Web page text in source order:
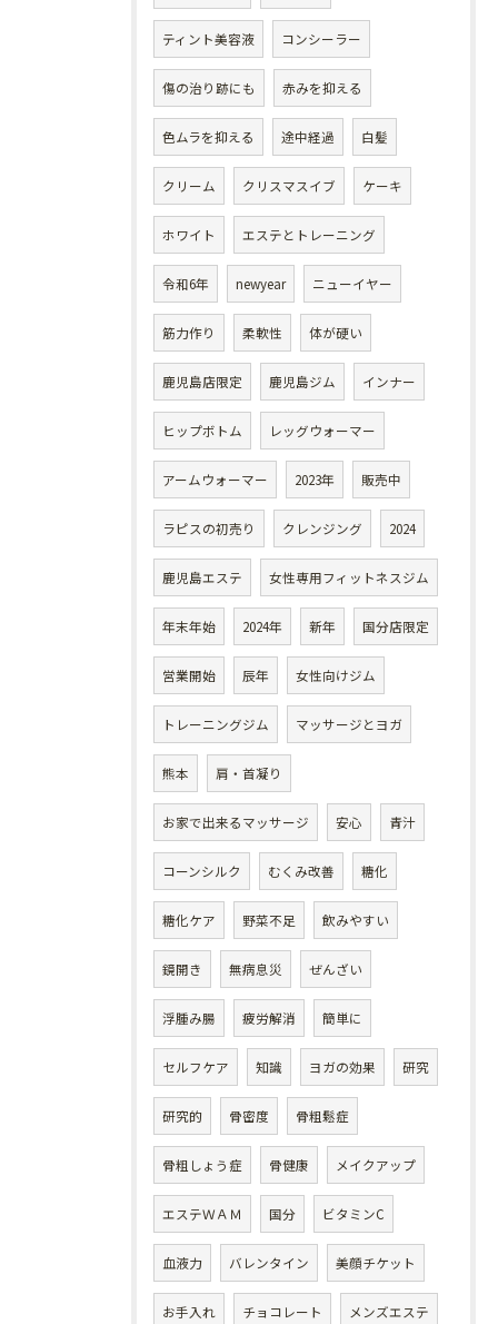
ティント美容液 コンシーラー
傷の治り跡にも 赤みを抑える
色ムラを抑える 途中経過 白髪
クリーム クリスマスイブ ケーキ
ホワイト エステとトレーニング
令和6年 newyear ニューイヤー
筋力作り 柔軟性 体が硬い
鹿児島店限定 鹿児島ジム インナー
ヒップボトム レッグウォーマー
アームウォーマー 2023年 販売中
ラピスの初売り クレンジング 2024
鹿児島エステ 女性専用フィットネスジム
年末年始 2024年 新年 国分店限定
営業開始 辰年 女性向けジム
トレーニングジム マッサージとヨガ
熊本 肩・首凝り
お家で出来るマッサージ 安心 青汁
コーンシルク むくみ改善 糖化
糖化ケア 野菜不足 飲みやすい
鏡開き 無病息災 ぜんざい
浮腫み腸 疲労解消 簡単に
セルフケア 知識 ヨガの効果 研究
研究的 骨密度 骨粗鬆症
骨粗しょう症 骨健康 メイクアップ
エステＷＡＭ 国分 ビタミンC
血液力 バレンタイン 美顔チケット
お手入れ チョコレート メンズエステ